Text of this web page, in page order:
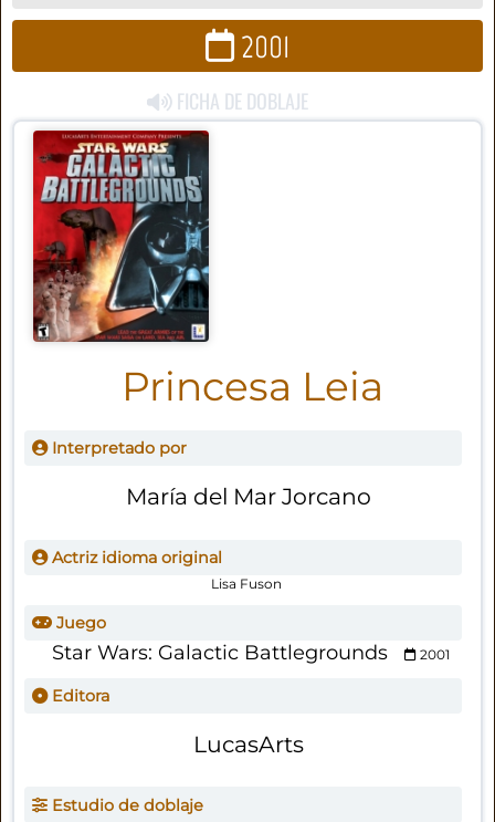
2001
FICHA DE DOBLAJE
Princesa Leia
Interpretado por
María del Mar Jorcano
Actriz idioma original
Lisa Fuson
Juego
Star Wars: Galactic Battlegrounds 2001
Editora
LucasArts
Estudio de doblaje